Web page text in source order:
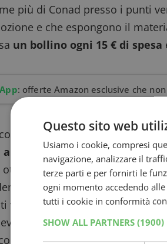
più di Conad presso i punti
e che espongono il
un bollino ogni 15 € di spesa
: offerte Amazon esclusive che
punti, avrai la possibilità di
scaffaleche ti daranno diritto
2018 potrai continuare
a scaffale.
vendita aderenti potrai trovare
direttamente alle casse:
il numero di bollini
Questo sito web
Usiamo i cookie, compresi
navigazione, analizzare il
terze parti e per fornirti le
ogni momento accedendo
tutti i cookie in conformità
SHOW ALL PARTNERS